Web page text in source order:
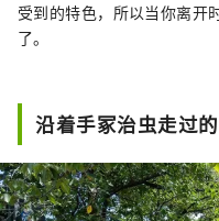
受到的特色，所以当你离开
了。
沿着手冢治虫走过